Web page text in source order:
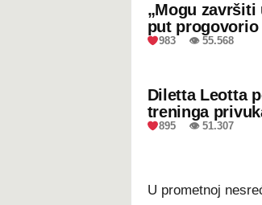
„Mogu
put progovorio
983 👁 55.568
Diletta Leotta
treninga
895 👁 51.307
U prometnoj